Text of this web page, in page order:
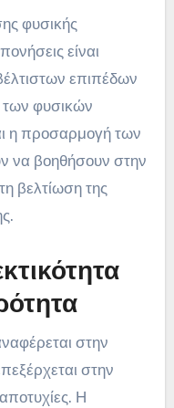
φυσικής
είναι
επιπέδων
φυσικών
η προσαρμογή των
να βοηθήσουν στην
βελτίωση της
στην
στην
Η